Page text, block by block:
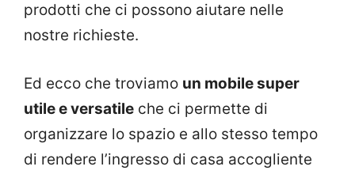
prodotti che ci possono aiutare nelle
nostre richieste.
Ed ecco che troviamo un mobile super
utile e versatile che ci permette di
organizzare lo spazio e allo stesso tempo
di rendere l’ingresso di casa accogliente